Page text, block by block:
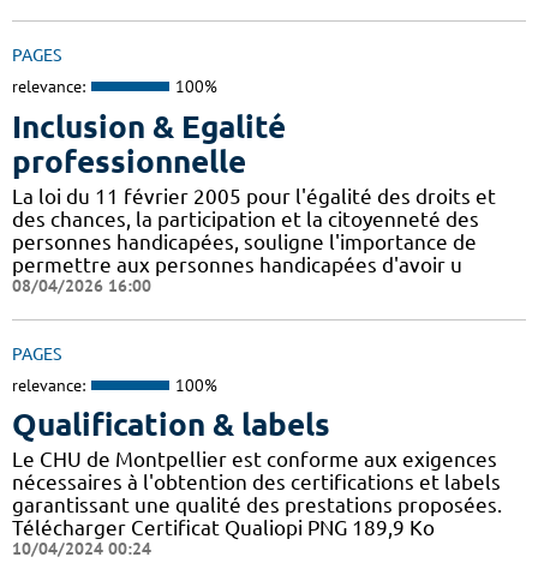
PAGES
relevance: 100%
Inclusion & Egalité
professionnelle
La loi du 11 février 2005 pour l'égalité des droits et
des chances, la participation et la citoyenneté des
personnes handicapées, souligne l'importance de
permettre aux personnes handicapées d'avoir u
08/04/2026 16:00
PAGES
relevance: 100%
Qualification & labels
Le CHU de Montpellier est conforme aux exigences
nécessaires à l'obtention des certifications et labels
garantissant une qualité des prestations proposées.
Télécharger Certificat Qualiopi PNG 189,9 Ko
10/04/2024 00:24